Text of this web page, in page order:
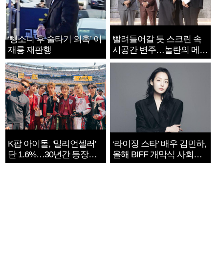
‘뺑소니 후 술타기 의혹’ 이
재룡 재판행
빨려들어갈 듯 스크린 속
시공간 변주…놀란의 메시
지는 ‘전쟁 속죄’
K팝 아이돌, '밀리언셀러'
단 1.6%…30년간 등장
1182개팀 전수조사
‘라이징 스타’ 배우 김민하,
올해 BIFF 개막식 사회자
확정